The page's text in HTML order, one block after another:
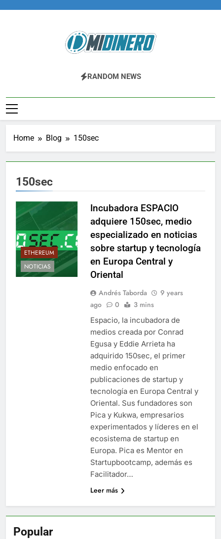
Midinero.co
Fintech, Criptomonedas
RANDOM NEWS
Home Blog 150sec
150sec
ETHEREUM
NOTICIAS
Incubadora ESPACIO
adquiere 150sec, medio
especializado en noticias
sobre startup y tecnología
en Europa Central y
Oriental
Andrés Taborda
9 years
ago
0 3 mins
Espacio, la incubadora de
medios creada por Conrad
Egusa y Eddie Arrieta ha
adquirido 150sec, el primer
medio enfocado en
publicaciones de startup y
tecnología en Europa Central y
Oriental. Sus fundadores son
Pica y Kukwa, empresarios
experimentados y líderes en el
ecosistema de startup en
Europa. Pica es Mentor en
Startupbootcamp, además es
Facilitador…
Leer más
Popular